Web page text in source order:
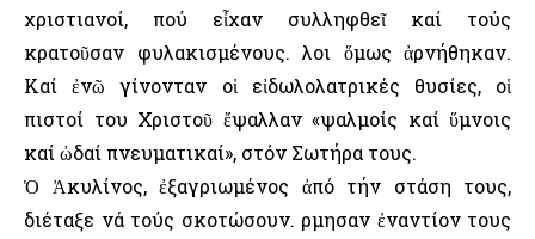
χριστιανοί, πού εἶχαν συλληφθεῖ καί τούς
κρατοῦσαν φυλακισμένους. Ὅλοι ὅμως ἀρνήθηκαν.
Καί ἐνῶ γίνονταν οἱ εἰδωλολατρικές θυσίες, οἱ
πιστοί του Χριστοῦ ἔψαλλαν «ψαλμοίς καί ὕμνοις
καί ὠδαί πνευματικαί», στόν Σωτήρα τους.
Ὁ Ἀκυλίνος, ἐξαγριωμένος ἀπό τήν στάση τους,
διέταξε νά τούς σκοτώσουν. Ὅρμησαν ἐναντίον τους